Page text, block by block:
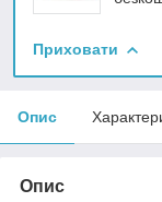
Приховати
Опис
Опис